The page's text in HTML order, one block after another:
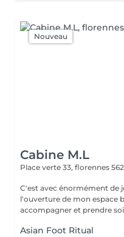
Nouveau
Cabine M.L
Place verte 33, florennes
C'est avec énormément de
l'ouverture de mon espace bien-être ! Après
accompagner et prendre
Asian Foot Ritual